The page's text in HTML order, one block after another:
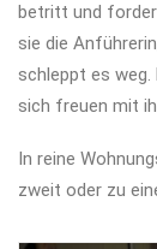
betritt und
sie die
schleppt es weg.
sich freuen mit
In reine
zweit oder zu